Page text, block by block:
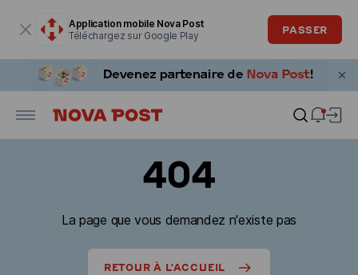
Application mobile Nova Post
Téléchargez sur Google Play
PASSER
404
La page que vous demandez n'existe pas
RETOUR À L'ACCUEIL